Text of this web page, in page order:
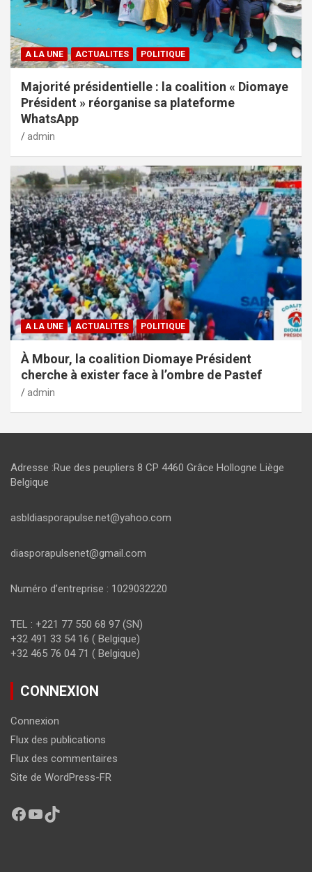
A LA UNE ACTUALITES POLITIQUE
Majorité présidentielle : la coalition « Diomaye
Président » réorganise sa plateforme
WhatsApp
admin
A LA UNE ACTUALITES POLITIQUE
À Mbour, la coalition Diomaye Président
cherche à exister face à l’ombre de Pastef
admin
Adresse :Rue des peupliers 8 CP 4460 Grâce Hollogne Liège
Belgique
asbldiasporapulse.net@yahoo.com
diasporapulsenet@gmail.com
Numéro d’entreprise : 1029032220
TEL : +221 77 550 68 97 (SN)
+32 491 33 54 16 ( Belgique)
+32 465 76 04 71 ( Belgique)
CONNEXION
Connexion
Flux des publications
Flux des commentaires
Site de WordPress-FR